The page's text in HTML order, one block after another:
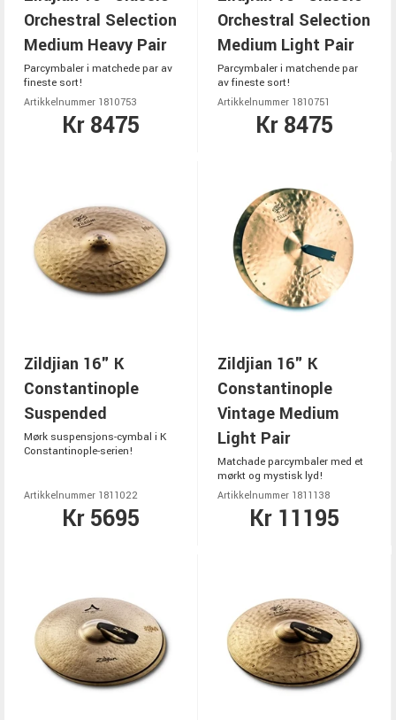
Orchestral Selection
Medium Heavy Pair
Parcymbaler i matchede par av
fineste sort!
Artikkelnummer 1810753
Kr 8475
Orchestral Selection
Medium Light Pair
Parcymbaler i matchende par
av fineste sort!
Artikkelnummer 1810751
Kr 8475
Zildjian 16" K
Constantinople
Suspended
Mørk suspensjons-cymbal i K
Constantinople-serien!
Artikkelnummer 1811022
Kr 5695
Zildjian 16" K
Constantinople
Vintage Medium
Light Pair
Matchade parcymbaler med et
mørkt og mystisk lyd!
Artikkelnummer 1811138
Kr 11195